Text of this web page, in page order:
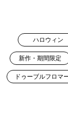
ハロウィン
新作・期間限定
ドゥーブルフロマ